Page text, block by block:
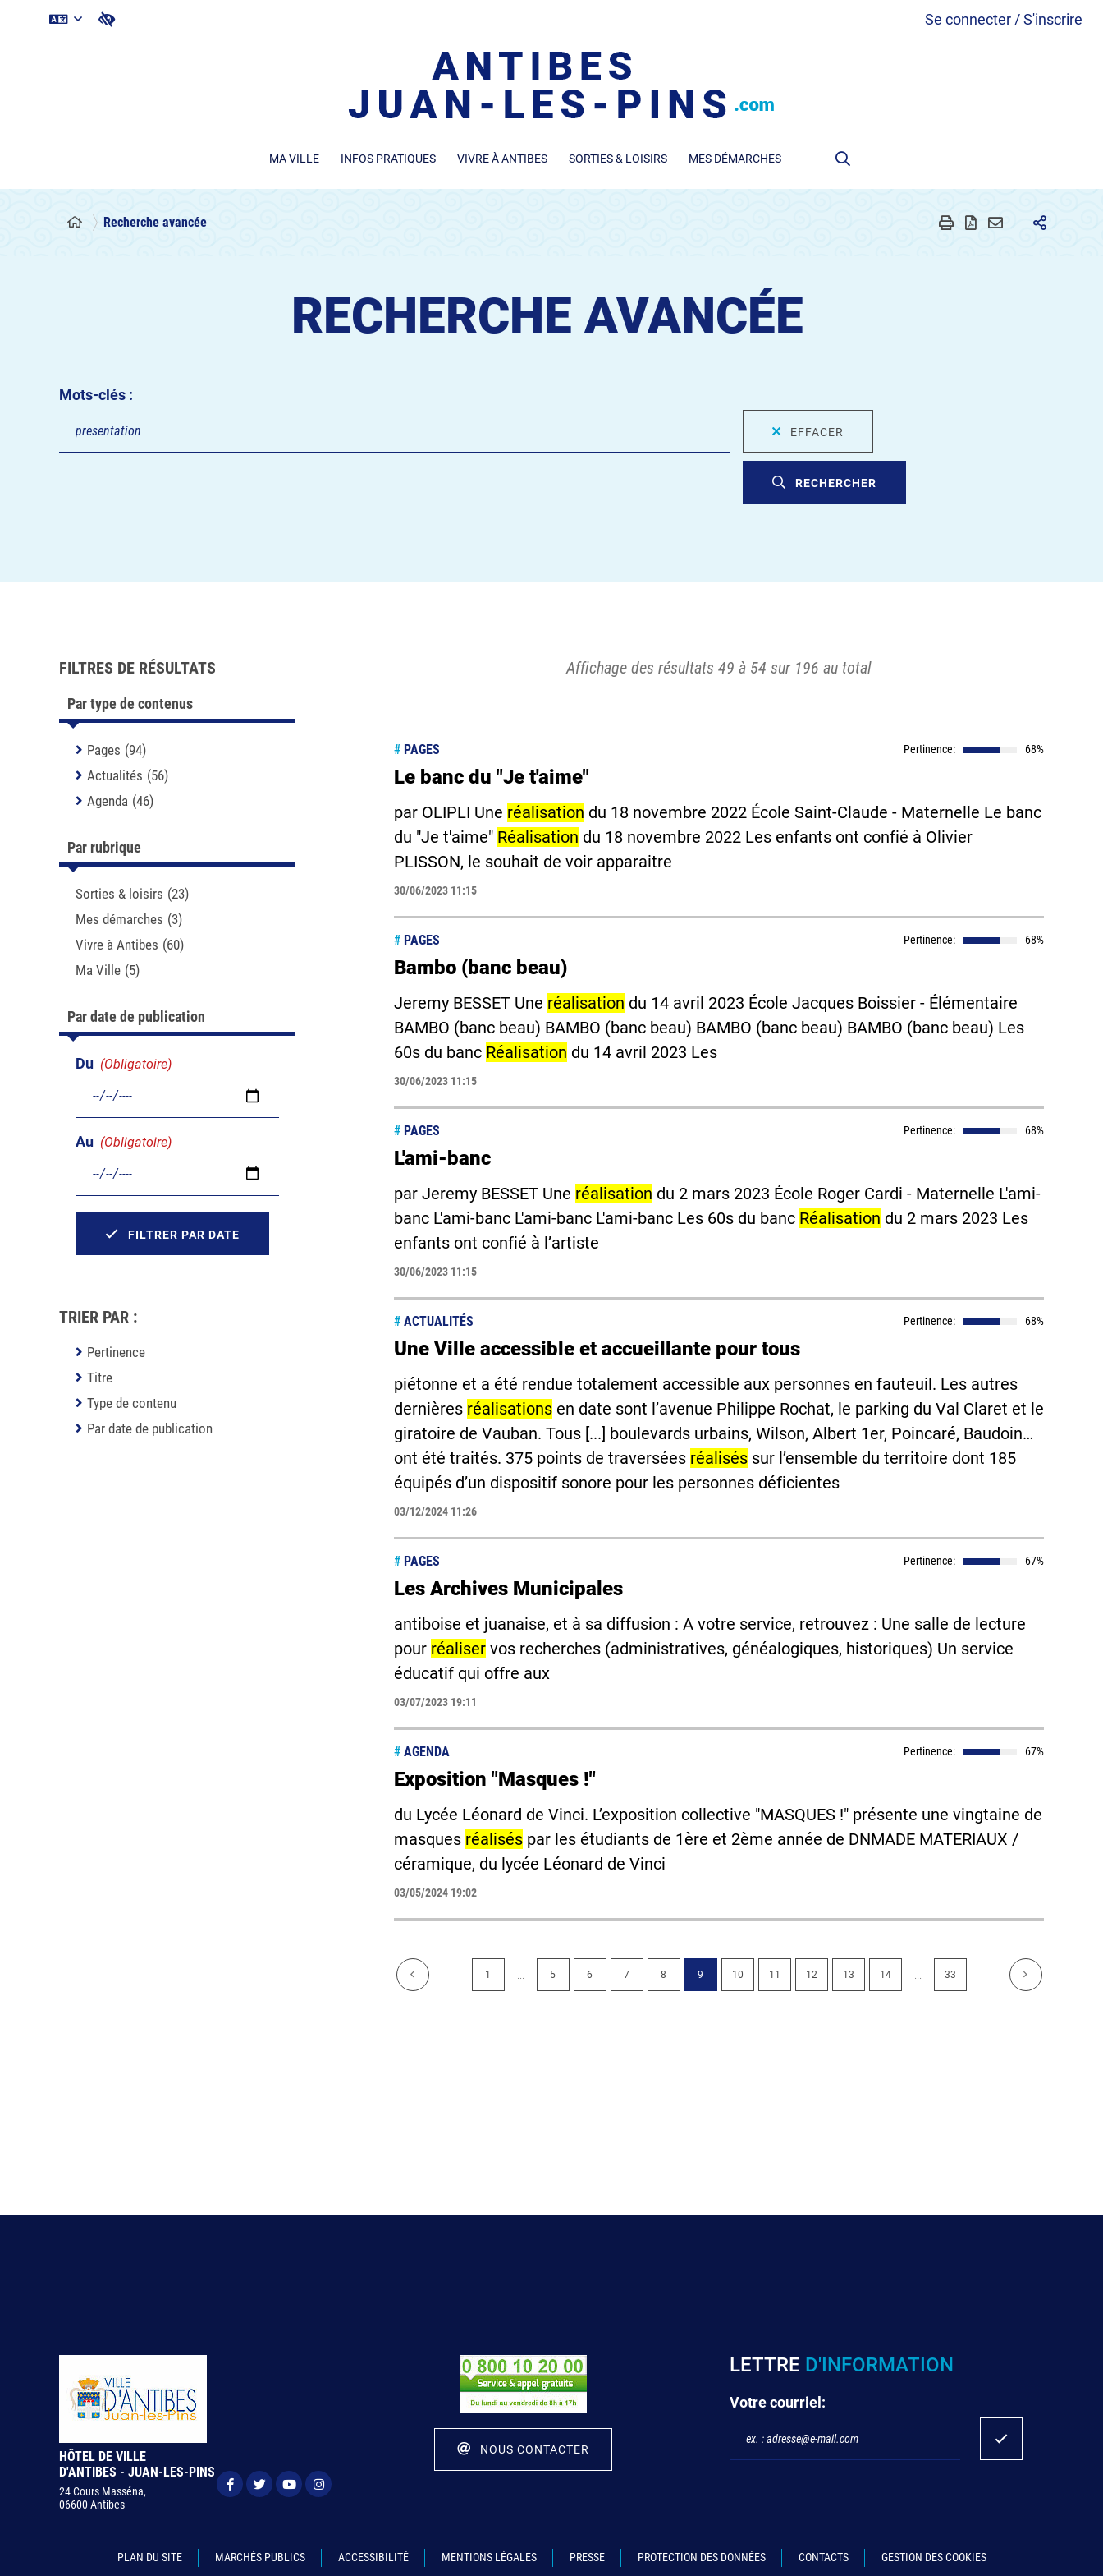
Se connecter / S'inscrire
MA VILLE INFOS PRATIQUES VIVRE À ANTIBES SORTIES & LOISIRS MES DÉMARCHES
Recherche avancée
RECHERCHE AVANCÉE
Mots-clés :
EFFACER
RECHERCHER
Affichage des résultats 49 à 54 sur 196 au total
# PAGES Pertinence: 68%
Le banc du "Je t'aime"
par OLIPLI Une réalisation du 18 novembre 2022 École Saint-Claude - Maternelle Le banc
du "Je t'aime" Réalisation du 18 novembre 2022 Les enfants ont confié à Olivier
PLISSON, le souhait de voir apparaitre
30/06/2023 11:15
# PAGES Pertinence: 68%
Bambo (banc beau)
Jeremy BESSET Une réalisation du 14 avril 2023 École Jacques Boissier - Élémentaire
BAMBO (banc beau) BAMBO (banc beau) BAMBO (banc beau) BAMBO (banc beau) Les
60s du banc Réalisation du 14 avril 2023 Les
30/06/2023 11:15
# PAGES Pertinence: 68%
L'ami-banc
par Jeremy BESSET Une réalisation du 2 mars 2023 École Roger Cardi - Maternelle L'ami-
banc L'ami-banc L'ami-banc L'ami-banc Les 60s du banc Réalisation du 2 mars 2023 Les
enfants ont confié à l’artiste
30/06/2023 11:15
# ACTUALITÉS Pertinence: 68%
Une Ville accessible et accueillante pour tous
piétonne et a été rendue totalement accessible aux personnes en fauteuil. Les autres
dernières réalisations en date sont l’avenue Philippe Rochat, le parking du Val Claret et le
giratoire de Vauban. Tous [...] boulevards urbains, Wilson, Albert 1er, Poincaré, Baudoin…
ont été traités. 375 points de traversées réalisés sur l’ensemble du territoire dont 185
équipés d’un dispositif sonore pour les personnes déficientes
03/12/2024 11:26
# PAGES Pertinence: 67%
Les Archives Municipales
antiboise et juanaise, et à sa diffusion : A votre service, retrouvez : Une salle de lecture
pour réaliser vos recherches (administratives, généalogiques, historiques) Un service
éducatif qui offre aux
03/07/2023 19:11
# AGENDA Pertinence: 67%
Exposition "Masques !"
du Lycée Léonard de Vinci. L’exposition collective "MASQUES !" présente une vingtaine de
masques réalisés par les étudiants de 1ère et 2ème année de DNMADE MATERIAUX /
céramique, du lycée Léonard de Vinci
03/05/2024 19:02
1 5 6 7 8 9 10 11 12 13 14 33
FILTRES DE RÉSULTATS
Par type de contenus
Pages (94)
Actualités (56)
Agenda (46)
Par rubrique
Sorties & loisirs (23)
Mes démarches (3)
Vivre à Antibes (60)
Ma Ville (5)
Par date de publication
Du (Obligatoire)
Au (Obligatoire)
FILTRER PAR DATE
TRIER PAR :
Pertinence
Titre
Type de contenu
Par date de publication
HÔTEL DE VILLE
D'ANTIBES - JUAN-LES-PINS
24 Cours Masséna,
06600 Antibes
NOUS CONTACTER
LETTRE D'INFORMATION
Votre courriel:
PLAN DU SITE MARCHÉS PUBLICS ACCESSIBILITÉ MENTIONS LÉGALES PRESSE PROTECTION DES DONNÉES CONTACTS GESTION DES COOKIES